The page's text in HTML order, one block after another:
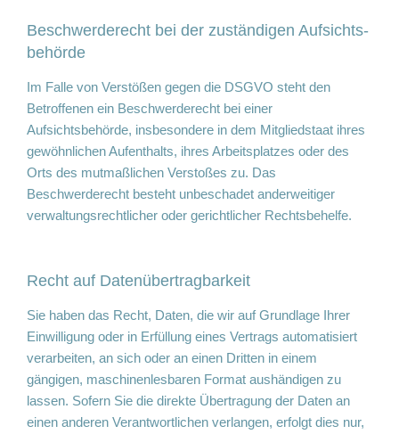
Beschwerde­recht bei der zuständigen Aufsichts­
behörde
Im Falle von Verstößen gegen die DSGVO steht den
Betroffenen ein Beschwerderecht bei einer
Aufsichtsbehörde, insbesondere in dem Mitgliedstaat ihres
gewöhnlichen Aufenthalts, ihres Arbeitsplatzes oder des
Orts des mutmaßlichen Verstoßes zu. Das
Beschwerderecht besteht unbeschadet anderweitiger
verwaltungsrechtlicher oder gerichtlicher Rechtsbehelfe.
Recht auf Daten­übertrag­barkeit
Sie haben das Recht, Daten, die wir auf Grundlage Ihrer
Einwilligung oder in Erfüllung eines Vertrags automatisiert
verarbeiten, an sich oder an einen Dritten in einem
gängigen, maschinenlesbaren Format aushändigen zu
lassen. Sofern Sie die direkte Übertragung der Daten an
einen anderen Verantwortlichen verlangen, erfolgt dies nur,